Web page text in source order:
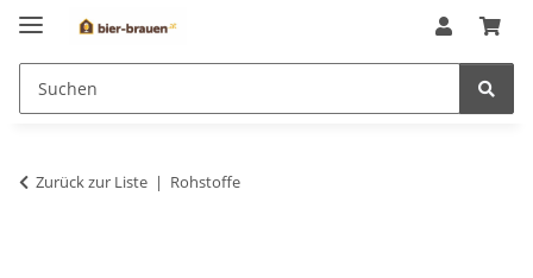
Zurück zur Liste Rohstoffe